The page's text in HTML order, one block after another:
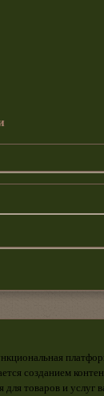
созданием
товаров и услуг